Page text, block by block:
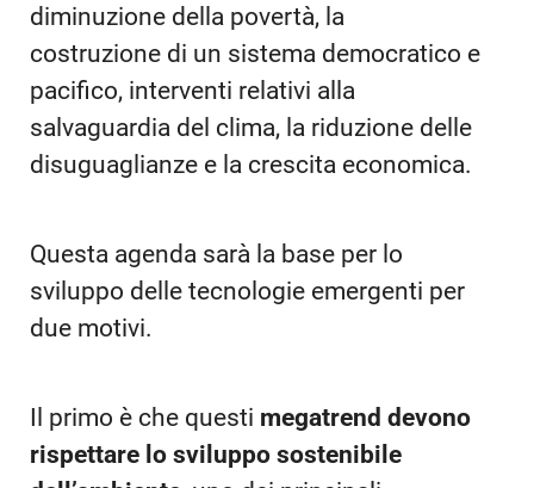
diminuzione della povertà, la
costruzione di un sistema democratico e
pacifico, interventi relativi alla
salvaguardia del clima, la riduzione delle
disuguaglianze e la crescita economica.
Questa agenda sarà la base per lo
sviluppo delle tecnologie emergenti per
due motivi.
Il primo è che questi megatrend devono
rispettare lo sviluppo sostenibile